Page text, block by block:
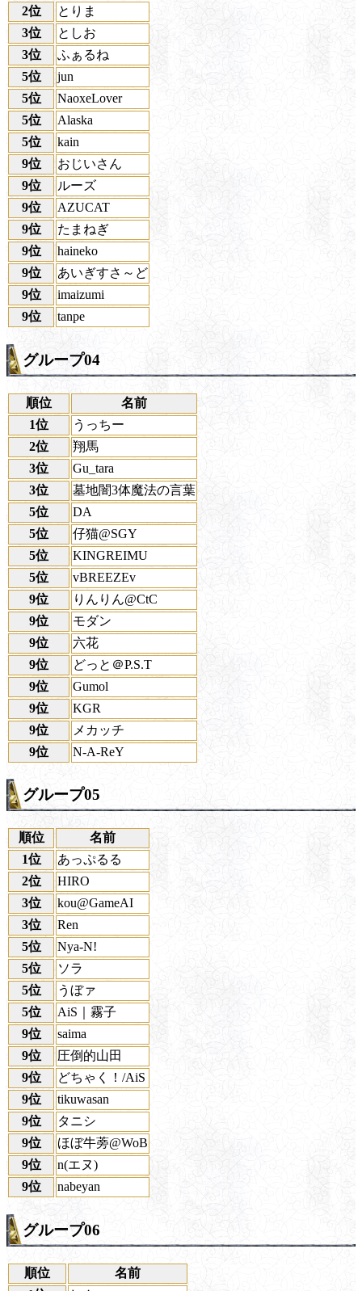
2位
とりま
3位
としお
3位
ふぁるね
5位
jun
5位
NaoxeLover
5位
Alaska
5位
kain
9位
おじいさん
9位
ルーズ
9位
AZUCAT
9位
たまねぎ
9位
haineko
9位
あいぎすさ～ど
9位
imaizumi
9位
tanpe
グループ04
順位
名前
1位
うっちー
2位
翔馬
3位
Gu_tara
3位
墓地闇3体魔法の言葉
5位
DA
5位
仔猫@SGY
5位
KINGREIMU
5位
vBREEZEv
9位
りんりん@CtC
9位
モダン
9位
六花
9位
どっと＠P.S.T
9位
Gumol
9位
KGR
9位
メカッチ
9位
N-A-ReY
グループ05
順位
名前
1位
あっぷるる
2位
HIRO
3位
kou@GameAI
3位
Ren
5位
Nya-N!
5位
ソラ
5位
うぼァ
5位
AiS｜霧子
9位
saima
9位
圧倒的山田
9位
どちゃく！/AiS
9位
tikuwasan
9位
タニシ
9位
ほぼ牛蒡@WoB
9位
n(エヌ)
9位
nabeyan
グループ06
順位
名前